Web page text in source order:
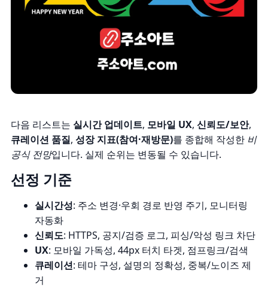
다음 리스트는 실시간 업데이트, 모바일 UX, 신뢰도/보안,
큐레이션 품질, 성장 지표(참여·재방문)를 종합해 작성한 비
공식 전망입니다. 실제 순위는 변동될 수 있습니다.
선정 기준
실시간성: 주소 변경·우회 경로 반영 주기, 모니터링
자동화
신뢰도: HTTPS, 공지/검증 로그, 피싱/악성 링크 차단
UX: 모바일 가독성, 44px 터치 타겟, 점프링크/검색
큐레이션: 테마 구성, 설명의 정확성, 중복/노이즈 제
거